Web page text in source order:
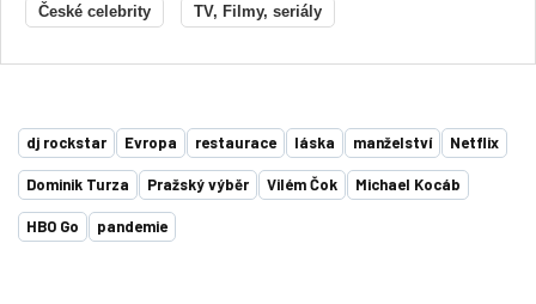
České celebrity TV, Filmy, seriály
dj rockstar Evropa restaurace láska manželství Netflix
Dominik Turza Pražský výběr Vilém Čok Michael Kocáb
HBO Go pandemie